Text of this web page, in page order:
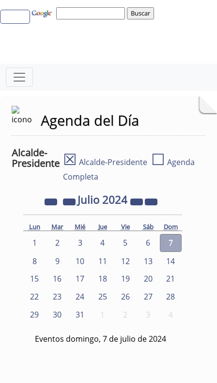
Agenda del Día
Alcalde-
Presidente ☒ Alcalde-Presidente ☐ Agenda
Completa
Julio 2024
Lun Mar Mié Jue Vie Sáb Dom
1 2 3 4 5 6
7
8
9 10 11 12 13
14
15
16 17 18 19 20
21
22
23 24 25 26 27
28
29
30 31 1 2 3 4
Eventos domingo, 7 de julio de 2024